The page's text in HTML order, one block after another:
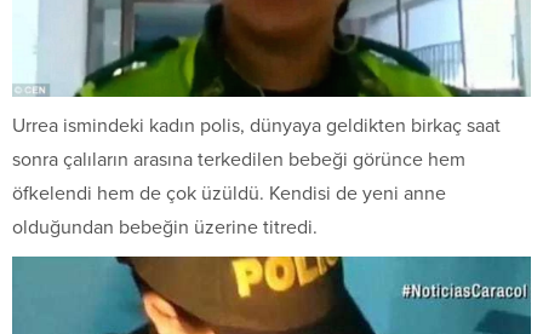
Urrea ismindeki kadın polis, dünyaya geldikten birkaç saat
sonra çalıların arasına terkedilen bebeği görünce hem
öfkelendi hem de çok üzüldü. Kendisi de yeni anne
olduğundan bebeğin üzerine titredi.